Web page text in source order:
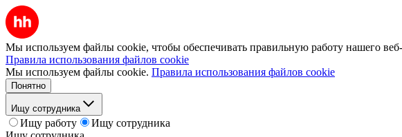
Мы используем файлы cookie, чтобы обеспечивать правильную работу нашего веб-
Правила использования файлов cookie
Мы используем файлы cookie. Правила использования файлов cookie
Понятно
Ищу сотрудника
Ищу работу
Ищу сотрудника